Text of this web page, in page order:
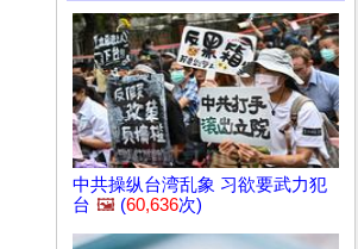
中共操纵台湾乱象 习欲要武力犯
台 🖼️ (60,636次)